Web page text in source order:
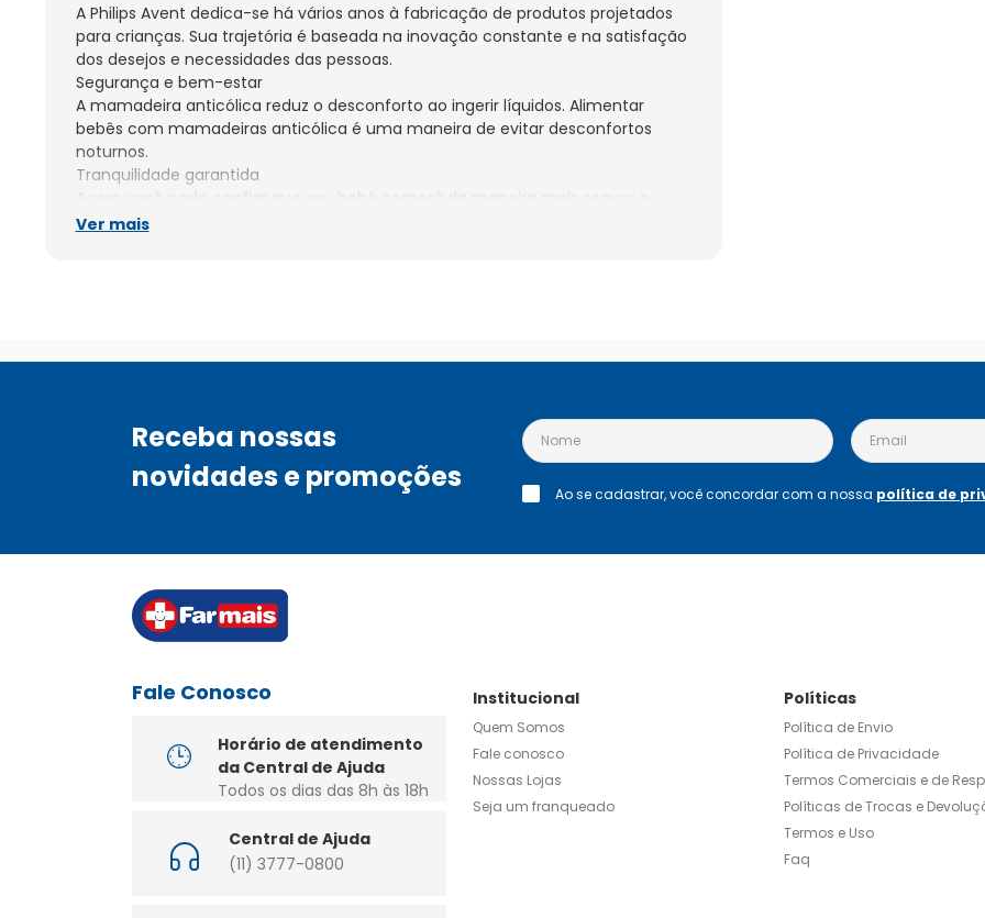
A Philips Avent dedica-se há vários anos à fabricação de produtos projetados
para crianças. Sua trajetória é baseada na inovação constante e na satisfação
dos desejos e necessidades das pessoas.
Segurança e bem-estar
A mamadeira anticólica reduz o desconforto ao ingerir líquidos. Alimentar
bebês com mamadeiras anticólica é uma maneira de evitar desconfortos
noturnos.
Tranquilidade garantida
Agora você pode confiar que seu bebê comerá da maneira mais segura e
saudável. Uma mamadeira sem BPA garante que os líquidos ingeridos não
Ver mais
Receba nossas
novidades e promoções
Ao se cadastrar, você concordar com a nossa política de
Fale Conosco
Horário de atendimento
da Central de Ajuda
Todos os dias das 8h às 18h
Central de Ajuda
(11) 3777-0800
Institucional
Quem Somos
Fale conosco
Nossas Lojas
Seja um franqueado
Políticas
Política de Envio
Política de Privacidade
Termos Comerciais e de
Políticas de Trocas e
Termos e Uso
Faq